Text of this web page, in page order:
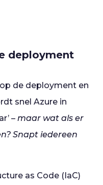
deployment
de deployment en
snel Azure in
– maar wat als er
Snapt iedereen
as Code (IaC)